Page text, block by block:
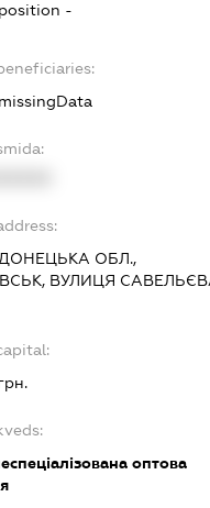
-
ДОНЕЦЬКА ОБЛ.,
ВУЛИЦЯ
оптова